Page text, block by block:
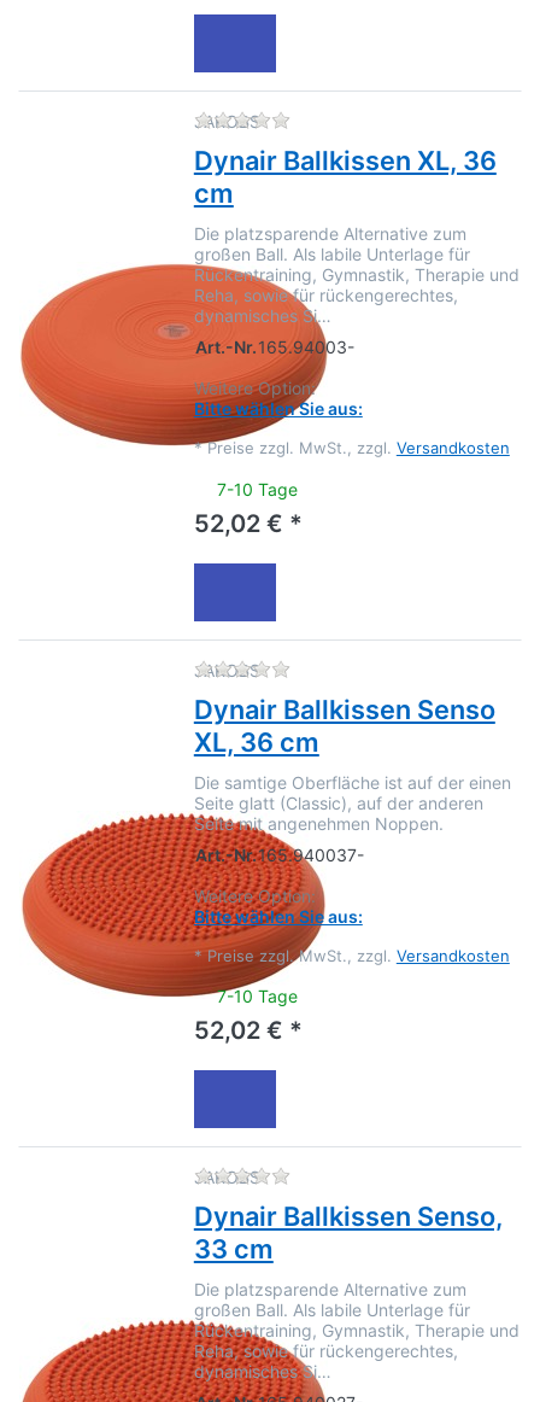
JAKOBS Zu diesem Produkt liegen
Dynair Ballkissen XL, 36
cm
Die platzsparende Alternative zum
großen Ball. Als labile Unterlage für
Rückentraining, Gymnastik, Therapie und
Reha, sowie für rückengerechtes,
dynamisches Si…
Art.-Nr.165.94003-
Weitere Option:
Bitte wählen Sie aus:
* Preise zzgl. MwSt., zzgl. Versandkosten
7-10 Tage
52,02 € *
JAKOBS Zu diesem Produkt liegen
Dynair Ballkissen Senso
XL, 36 cm
Die samtige Oberfläche ist auf der einen
Seite glatt (Classic), auf der anderen
Seite mit angenehmen Noppen.
Art.-Nr.165.940037-
Weitere Option:
Bitte wählen Sie aus:
* Preise zzgl. MwSt., zzgl. Versandkosten
7-10 Tage
52,02 € *
JAKOBS Zu diesem Produkt liegen
Dynair Ballkissen Senso,
33 cm
Die platzsparende Alternative zum
großen Ball. Als labile Unterlage für
Rückentraining, Gymnastik, Therapie und
Reha, sowie für rückengerechtes,
dynamisches Si…